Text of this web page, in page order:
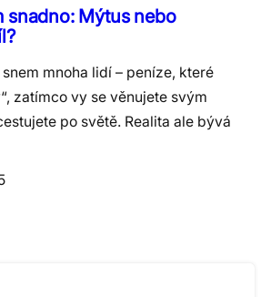
snadno: Mýtus nebo
mnoha lidí – peníze, které
zatímco vy se věnujete svým
po světě. Realita ale bývá